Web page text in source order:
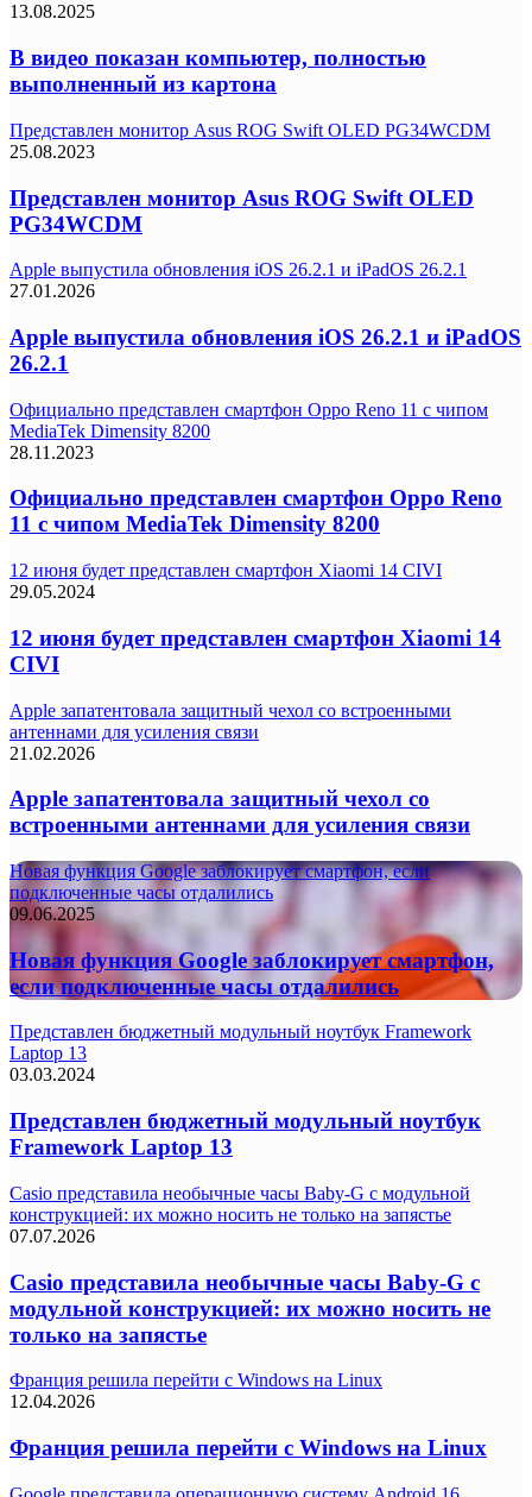
13.08.2025
В видео показан компьютер, полностью
выполненный из картона
Представлен монитор Asus ROG Swift OLED PG34WCDM
25.08.2023
Представлен монитор Asus ROG Swift OLED
PG34WCDM
Apple выпустила обновления iOS 26.2.1 и iPadOS 26.2.1
27.01.2026
Apple выпустила обновления iOS 26.2.1 и iPadOS
26.2.1
Официально представлен смартфон Oppo Reno 11 с чипом
MediaTek Dimensity 8200
28.11.2023
Официально представлен смартфон Oppo Reno
11 с чипом MediaTek Dimensity 8200
12 июня будет представлен смартфон Xiaomi 14 CIVI
29.05.2024
12 июня будет представлен смартфон Xiaomi 14
CIVI
Apple запатентовала защитный чехол со встроенными
антеннами для усиления связи
21.02.2026
Apple запатентовала защитный чехол со
встроенными антеннами для усиления связи
Новая функция Google заблокирует смартфон, если
подключенные часы отдалились
09.06.2025
Новая функция Google заблокирует смартфон,
если подключенные часы отдалились
Представлен бюджетный модульный ноутбук Framework
Laptop 13
03.03.2024
Представлен бюджетный модульный ноутбук
Framework Laptop 13
Casio представила необычные часы Baby-G с модульной
конструкцией: их можно носить не только на запястье
07.07.2026
Casio представила необычные часы Baby-G с
модульной конструкцией: их можно носить не
только на запястье
Франция решила перейти с Windows на Linux
12.04.2026
Франция решила перейти с Windows на Linux